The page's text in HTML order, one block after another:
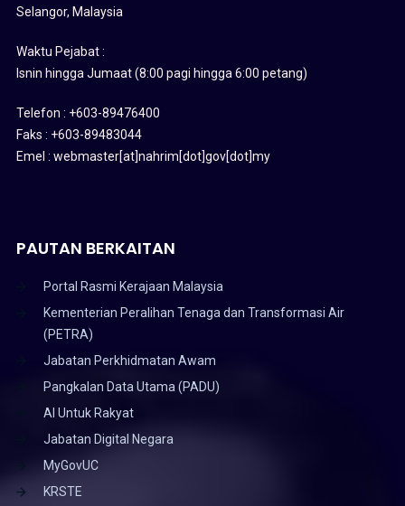
Selangor, Malaysia
Waktu Pejabat :
Isnin hingga Jumaat (8:00 pagi hingga 6:00 petang)
Telefon : +603-89476400
Faks : +603-89483044
Emel : webmaster[at]nahrim[dot]gov[dot]my
PAUTAN BERKAITAN
Portal Rasmi Kerajaan Malaysia
Kementerian Peralihan Tenaga dan Transformasi Air
(PETRA)
Jabatan Perkhidmatan Awam
Pangkalan Data Utama (PADU)
AI Untuk Rakyat
Jabatan Digital Negara
MyGovUC
KRSTE